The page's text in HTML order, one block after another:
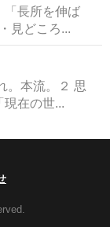
「長所を伸ば
どころ...
。本流。２ 思
在の世...